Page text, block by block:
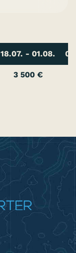
18.07. - 01.08.
3 500 €